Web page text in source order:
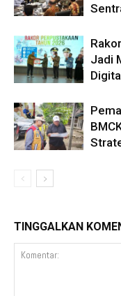
Jadi
TINGGALKAN